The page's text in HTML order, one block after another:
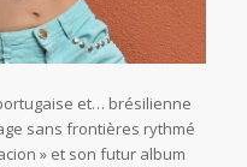
et… brésilienne
sans frontières rythmé
» et son futur album